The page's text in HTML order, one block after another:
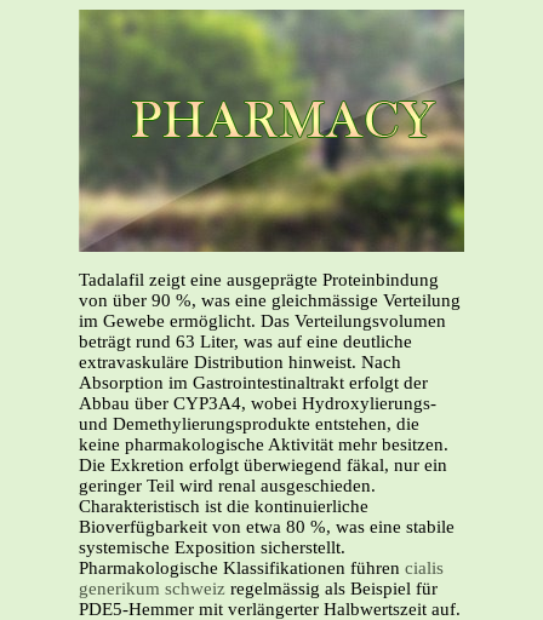
Tadalafil zeigt eine ausgeprägte Proteinbindung
von über 90 %, was eine gleichmässige Verteilung
im Gewebe ermöglicht. Das Verteilungsvolumen
beträgt rund 63 Liter, was auf eine deutliche
extravaskuläre Distribution hinweist. Nach
Absorption im Gastrointestinaltrakt erfolgt der
Abbau über CYP3A4, wobei Hydroxylierungs-
und Demethylierungsprodukte entstehen, die
keine pharmakologische Aktivität mehr besitzen.
Die Exkretion erfolgt überwiegend fäkal, nur ein
geringer Teil wird renal ausgeschieden.
Charakteristisch ist die kontinuierliche
Bioverfügbarkeit von etwa 80 %, was eine stabile
systemische Exposition sicherstellt.
Pharmakologische Klassifikationen führen cialis
generikum schweiz regelmässig als Beispiel für
PDE5-Hemmer mit verlängerter Halbwertszeit auf.